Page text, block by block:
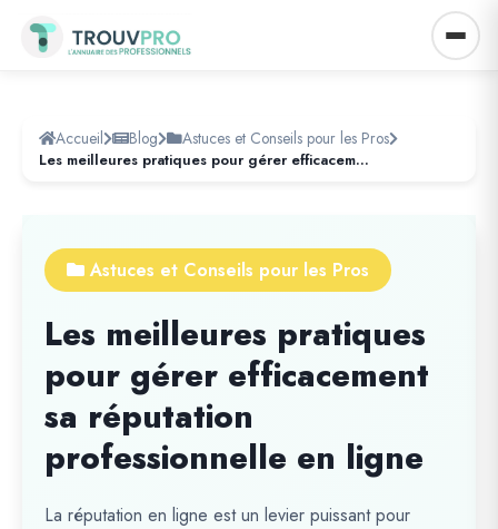
Accueil Blog Astuces et Conseils pour les Pros
Les meilleures pratiques pour gérer efficacement sa réputation professionnelle en ligne
Astuces et Conseils pour les Pros
Les meilleures pratiques
pour gérer efficacement
sa réputation
professionnelle en ligne
La réputation en ligne est un levier puissant pour